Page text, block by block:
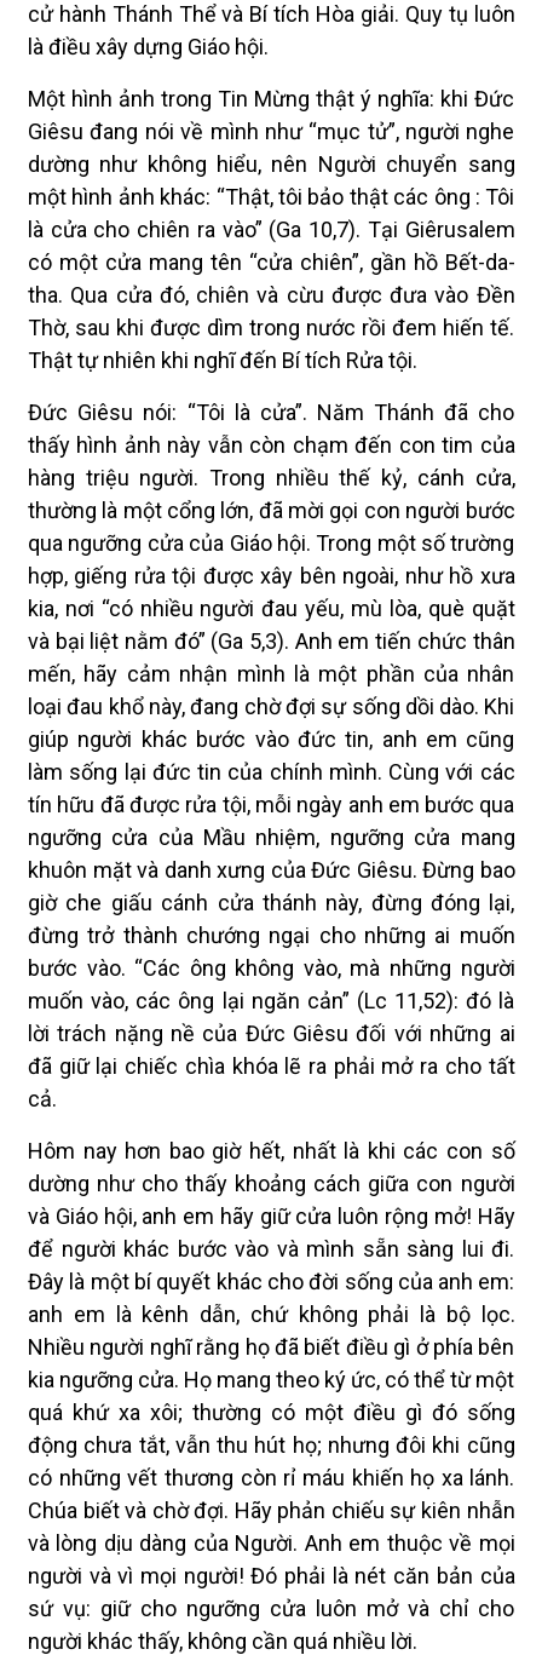
cử hành Thánh Thể và Bí tích Hòa giải. Quy tụ luôn
là điều xây dựng Giáo hội.
Một hình ảnh trong Tin Mừng thật ý nghĩa: khi Đức
Giêsu đang nói về mình như “mục tử”, người nghe
dường như không hiểu, nên Người chuyển sang
một hình ảnh khác: “Thật, tôi bảo thật các ông : Tôi
là cửa cho chiên ra vào” (Ga 10,7). Tại Giêrusalem
có một cửa mang tên “cửa chiên”, gần hồ Bết-da-
tha. Qua cửa đó, chiên và cừu được đưa vào Đền
Thờ, sau khi được dìm trong nước rồi đem hiến tế.
Thật tự nhiên khi nghĩ đến Bí tích Rửa tội.
Đức Giêsu nói: “Tôi là cửa”. Năm Thánh đã cho
thấy hình ảnh này vẫn còn chạm đến con tim của
hàng triệu người. Trong nhiều thế kỷ, cánh cửa,
thường là một cổng lớn, đã mời gọi con người bước
qua ngưỡng cửa của Giáo hội. Trong một số trường
hợp, giếng rửa tội được xây bên ngoài, như hồ xưa
kia, nơi “có nhiều người đau yếu, mù lòa, què quặt
và bại liệt nằm đó” (Ga 5,3). Anh em tiến chức thân
mến, hãy cảm nhận mình là một phần của nhân
loại đau khổ này, đang chờ đợi sự sống dồi dào. Khi
giúp người khác bước vào đức tin, anh em cũng
làm sống lại đức tin của chính mình. Cùng với các
tín hữu đã được rửa tội, mỗi ngày anh em bước qua
ngưỡng cửa của Mầu nhiệm, ngưỡng cửa mang
khuôn mặt và danh xưng của Đức Giêsu. Đừng bao
giờ che giấu cánh cửa thánh này, đừng đóng lại,
đừng trở thành chướng ngại cho những ai muốn
bước vào. “Các ông không vào, mà những người
muốn vào, các ông lại ngăn cản” (Lc 11,52): đó là
lời trách nặng nề của Đức Giêsu đối với những ai
đã giữ lại chiếc chìa khóa lẽ ra phải mở ra cho tất
cả.
Hôm nay hơn bao giờ hết, nhất là khi các con số
dường như cho thấy khoảng cách giữa con người
và Giáo hội, anh em hãy giữ cửa luôn rộng mở! Hãy
để người khác bước vào và mình sẵn sàng lui đi.
Đây là một bí quyết khác cho đời sống của anh em:
anh em là kênh dẫn, chứ không phải là bộ lọc.
Nhiều người nghĩ rằng họ đã biết điều gì ở phía bên
kia ngưỡng cửa. Họ mang theo ký ức, có thể từ một
quá khứ xa xôi; thường có một điều gì đó sống
động chưa tắt, vẫn thu hút họ; nhưng đôi khi cũng
có những vết thương còn rỉ máu khiến họ xa lánh.
Chúa biết và chờ đợi. Hãy phản chiếu sự kiên nhẫn
và lòng dịu dàng của Người. Anh em thuộc về mọi
người và vì mọi người! Đó phải là nét căn bản của
sứ vụ: giữ cho ngưỡng cửa luôn mở và chỉ cho
người khác thấy, không cần quá nhiều lời.